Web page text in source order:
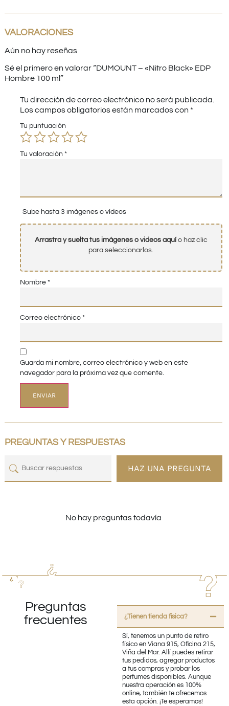
VALORACIONES
Aún no hay reseñas
Sé el primero en valorar “DUMOUNT – «Nitro Black» EDP
Hombre 100 ml”
Tu dirección de correo electrónico no será publicada.
Los campos obligatorios están marcados con *
Tu puntuación
Tu valoración *
Sube hasta 3 imágenes o vídeos
Arrastra y suelta tus imágenes o videos aquío haz clic
para seleccionarlos.
Nombre *
Correo electrónico *
Guarda mi nombre, correo electrónico y web en este
navegador para la próxima vez que comente.
PREGUNTAS Y RESPUESTAS
HAZ UNA PREGUNTA
No hay preguntas todavía
Preguntas
frecuentes
¿Tienen tienda fisica?
Sí, tenemos un punto de retiro
físico en Viana 915, Oficina 215,
Viña del Mar. Allí puedes retirar
tus pedidos, agregar productos
a tus compras y probar los
perfumes disponibles. Aunque
nuestra operación es 100%
online, también te ofrecemos
esta opción. ¡Te esperamos!